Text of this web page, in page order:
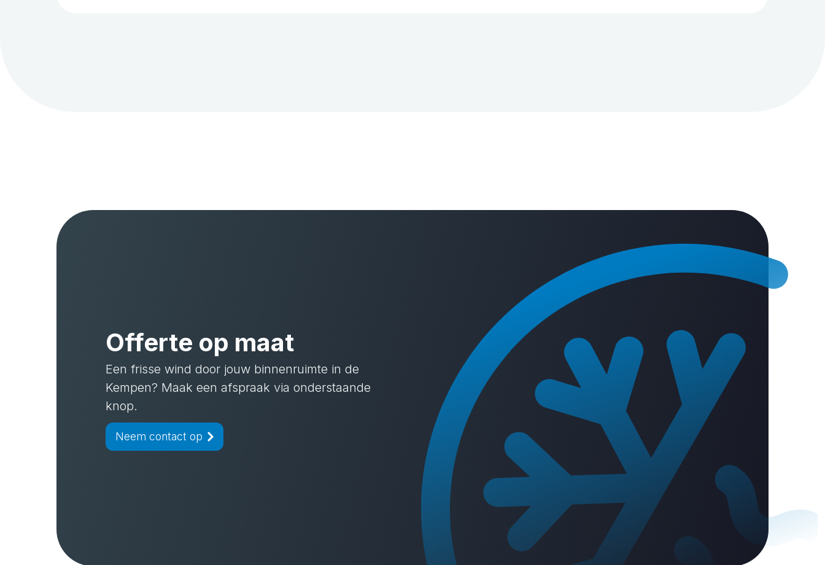
Offerte op maat
Een frisse wind door jouw binnenruimte in de
Kempen? Maak een afspraak via onderstaande
knop.
Neem contact op